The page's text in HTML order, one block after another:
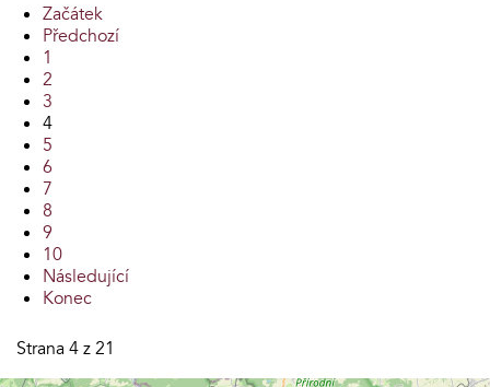
Začátek
Předchozí
1
2
3
4
5
6
7
8
9
10
Následující
Konec
Strana 4 z 21